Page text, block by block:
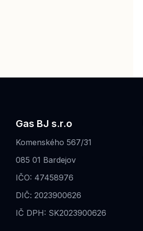
Gas BJ s.r.o
Komenského 567/31
085 01 Bardejov
IČO: 47458976
DIČ: 2023900626
IČ DPH: SK2023900626